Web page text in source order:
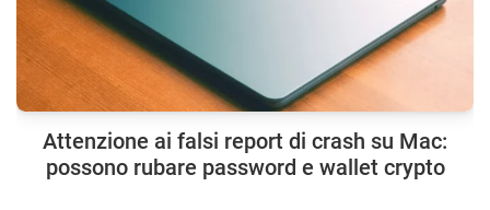
Attenzione ai falsi report di crash su Mac:
possono rubare password e wallet crypto